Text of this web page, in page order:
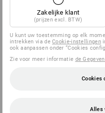
Zakelijke klant
(prijzen excl. BTW)
U kunt uw toestemming op elk
intrekken via deCookie-instellingen
ook aanpassen onder “Cookies
Zie voor meer informatie de
Cookies
Alles